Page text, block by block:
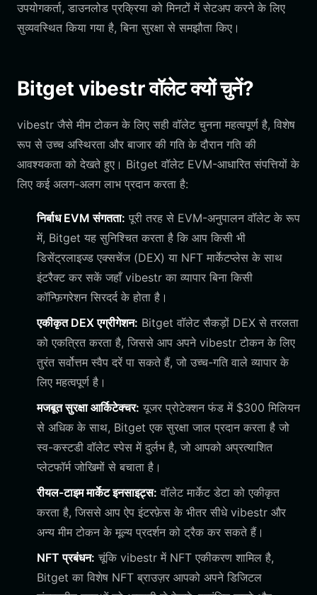
उपयोगकर्ता, डाउनलोड प्रक्रिया को मिनटों में सेटअप करने के लिए
सुव्यवस्थित किया गया है, बिना सुरक्षा से समझौता किए।
Bitget vibestr वॉलेट क्यों चुनें?
vibestr जैसे मीम टोकन के लिए सही वॉलेट चुनना महत्वपूर्ण है, विशेष
रूप से उच्च अस्थिरता और बाजार की गति के दौरान गति की
आवश्यकता को देखते हुए। Bitget वॉलेट EVM-आधारित संपत्तियों के
लिए कई अलग-अलग लाभ प्रदान करता है:
निर्बाध EVM संगतता: पूरी तरह से EVM-अनुपालन वॉलेट के रूप
में, Bitget यह सुनिश्चित करता है कि आप किसी भी
डिसेंट्रलाइज्ड एक्सचेंज (DEX) या NFT मार्केटप्लेस के साथ
इंटरैक्ट कर सकें जहाँ vibestr का व्यापार बिना किसी
कॉन्फ़िगरेशन सिरदर्द के होता है।
एकीकृत DEX एग्रीगेशन: Bitget वॉलेट सैकड़ों DEX से तरलता
को एकत्रित करता है, जिससे आप अपने vibestr टोकन के लिए
तुरंत सर्वोत्तम स्वैप दरें पा सकते हैं, जो उच्च-गति वाले व्यापार के
लिए महत्वपूर्ण है।
मजबूत सुरक्षा आर्किटेक्चर: यूजर प्रोटेक्शन फंड में $300 मिलियन
से अधिक के साथ, Bitget एक सुरक्षा जाल प्रदान करता है जो
स्व-कस्टडी वॉलेट स्पेस में दुर्लभ है, जो आपको अप्रत्याशित
प्लेटफॉर्म जोखिमों से बचाता है।
रीयल-टाइम मार्केट इनसाइट्स: वॉलेट मार्केट डेटा को एकीकृत
करता है, जिससे आप ऐप इंटरफ़ेस के भीतर सीधे vibestr और
अन्य मीम टोकन के मूल्य प्रदर्शन को ट्रैक कर सकते हैं।
NFT प्रबंधन: चूंकि vibestr में NFT एकीकरण शामिल है,
Bitget का विशेष NFT ब्राउज़र आपको अपने डिजिटल